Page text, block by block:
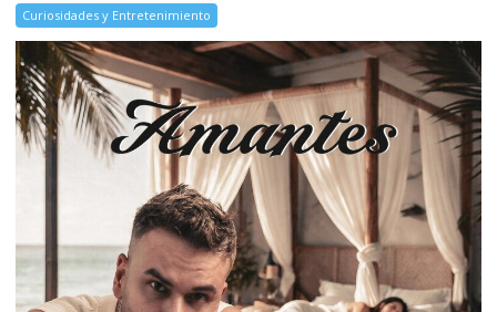
Curiosidades y Entretenimiento